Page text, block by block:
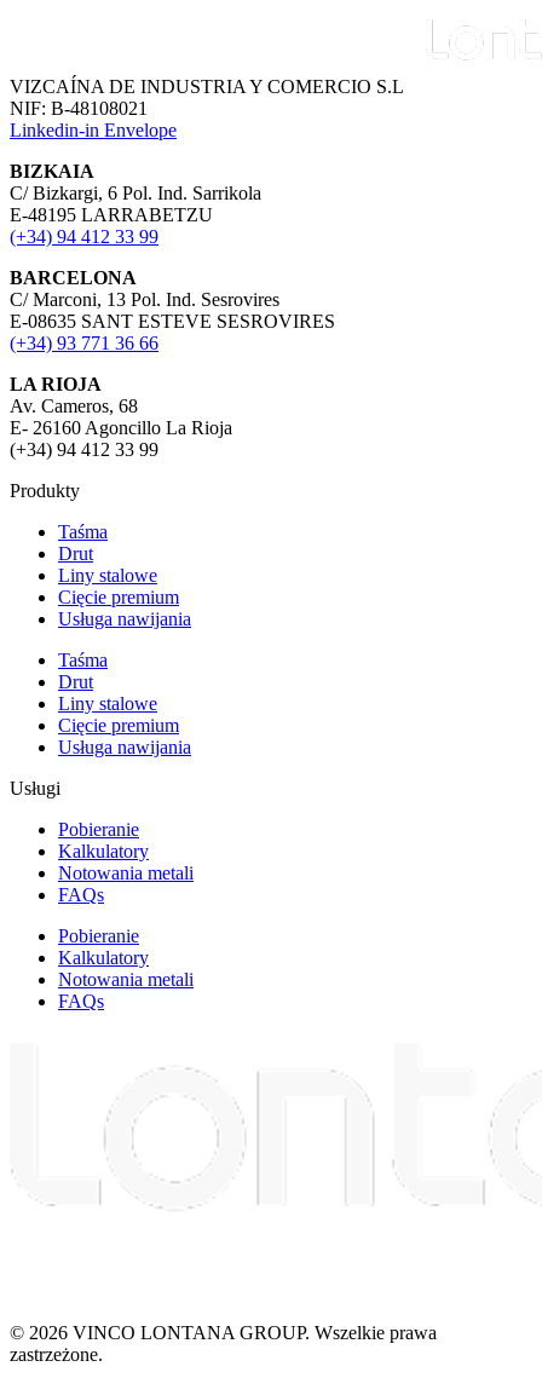
VIZCAÍNA DE INDUSTRIA Y COMERCIO S.L
NIF: B-48108021
Linkedin-in Envelope
BIZKAIA
C/ Bizkargi, 6 Pol. Ind. Sarrikola
E-48195 LARRABETZU
(+34) 94 412 33 99
BARCELONA
C/ Marconi, 13 Pol. Ind. Sesrovires
E-08635 SANT ESTEVE SESROVIRES
(+34) 93 771 36 66
LA RIOJA
Av. Cameros, 68
E- 26160 Agoncillo La Rioja
(+34) 94 412 33 99
Produkty
Taśma
Drut
Liny stalowe
Cięcie premium
Usługa nawijania
Taśma
Drut
Liny stalowe
Cięcie premium
Usługa nawijania
Usługi
Pobieranie
Kalkulatory
Notowania metali
FAQs
Pobieranie
Kalkulatory
Notowania metali
FAQs
© 2026 VINCO LONTANA GROUP. Wszelkie prawa
zastrzeżone.